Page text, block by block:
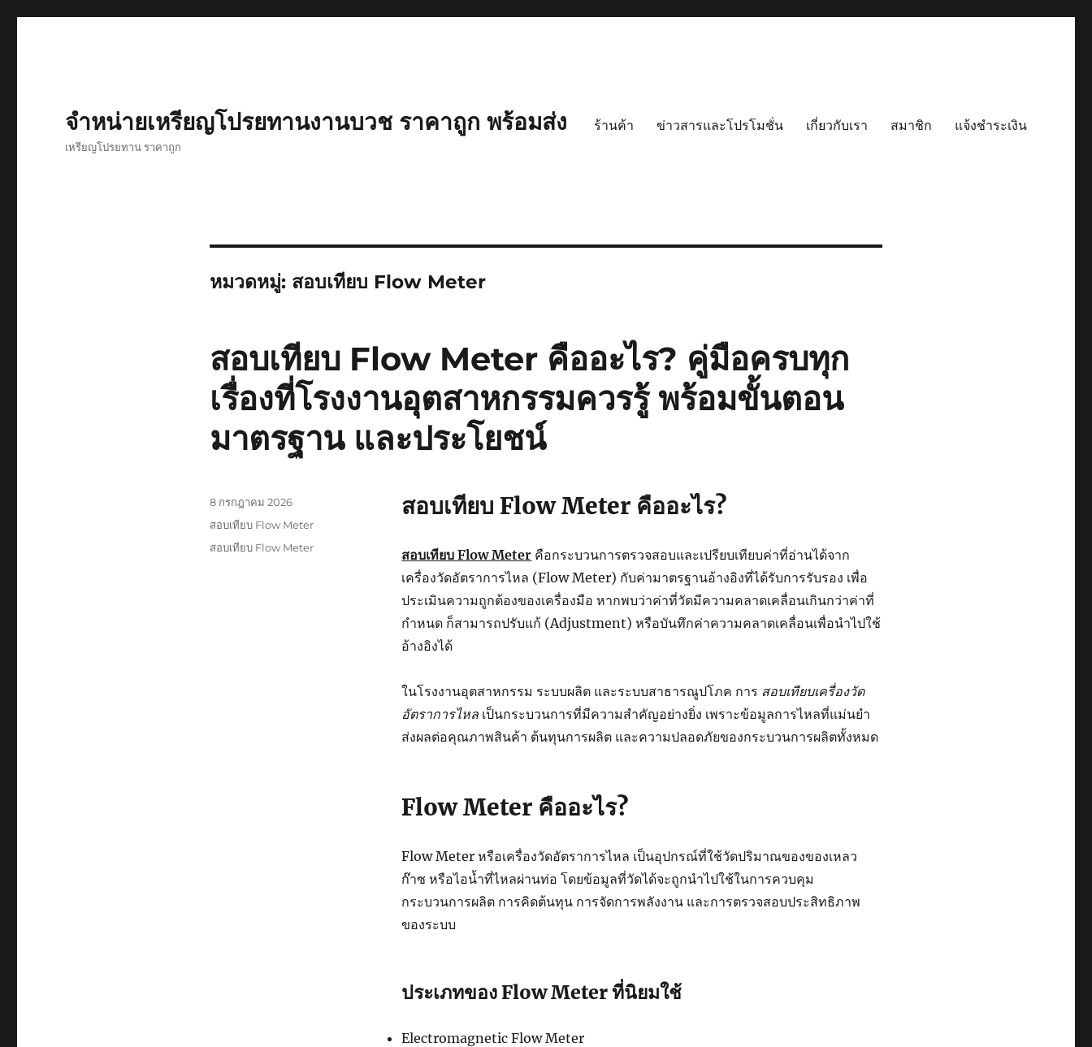
จำหน่ายเหรียญโปรยทานงานบวช ราคาถูก พร้อมส่ง
เหรียญโปรยทาน ราคาถูก
ร้านค้า ข่าวสารและโปรโมชั่น เกี่ยวกับเรา สมาชิก แจ้งชำระเงิน
หมวดหมู่: สอบเทียบ Flow Meter
สอบเทียบ Flow Meter คืออะไร? คู่มือครบทุก
เรื่องที่โรงงานอุตสาหกรรมควรรู้ พร้อมขั้นตอน
มาตรฐาน และประโยชน์
สอบเทียบ Flow Meter คืออะไร?
สอบเทียบ Flow Meter คือกระบวนการตรวจสอบและเปรียบเทียบค่าที่อ่านได้จาก
เครื่องวัดอัตราการไหล (Flow Meter) กับค่ามาตรฐานอ้างอิงที่ได้รับการรับรอง เพื่อ
ประเมินความถูกต้องของเครื่องมือ หากพบว่าค่าที่วัดมีความคลาดเคลื่อนเกินกว่าค่าที่
กำหนด ก็สามารถปรับแก้ (Adjustment) หรือบันทึกค่าความคลาดเคลื่อนเพื่อนำไปใช้
อ้างอิงได้
ในโรงงานอุตสาหกรรม ระบบผลิต และระบบสาธารณูปโภค การ สอบเทียบเครื่องวัด
อัตราการไหล เป็นกระบวนการที่มีความสำคัญอย่างยิ่ง เพราะข้อมูลการไหลที่แม่นยำ
ส่งผลต่อคุณภาพสินค้า ต้นทุนการผลิต และความปลอดภัยของกระบวนการผลิตทั้งหมด
Flow Meter คืออะไร?
Flow Meter หรือเครื่องวัดอัตราการไหล เป็นอุปกรณ์ที่ใช้วัดปริมาณของของเหลว
ก๊าซ หรือไอน้ำที่ไหลผ่านท่อ โดยข้อมูลที่วัดได้จะถูกนำไปใช้ในการควบคุม
กระบวนการผลิต การคิดต้นทุน การจัดการพลังงาน และการตรวจสอบประสิทธิภาพ
ของระบบ
ประเภทของ Flow Meter ที่นิยมใช้
Electromagnetic Flow Meter
เขียน
8 กรกฎาคม 2026
หมวด
สอบเทียบ Flow Meter
ป้าย
สอบเทียบ Flow Meter